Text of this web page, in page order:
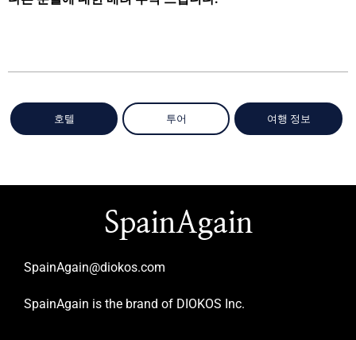
호텔 투어 여행 정보
SpainAgain
SpainAgain@diokos.com
SpainAgain is the brand of DIOKOS Inc.